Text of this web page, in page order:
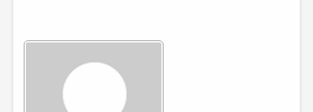
ЛИТСАЛОН
ПРАВИЛА САЙТА